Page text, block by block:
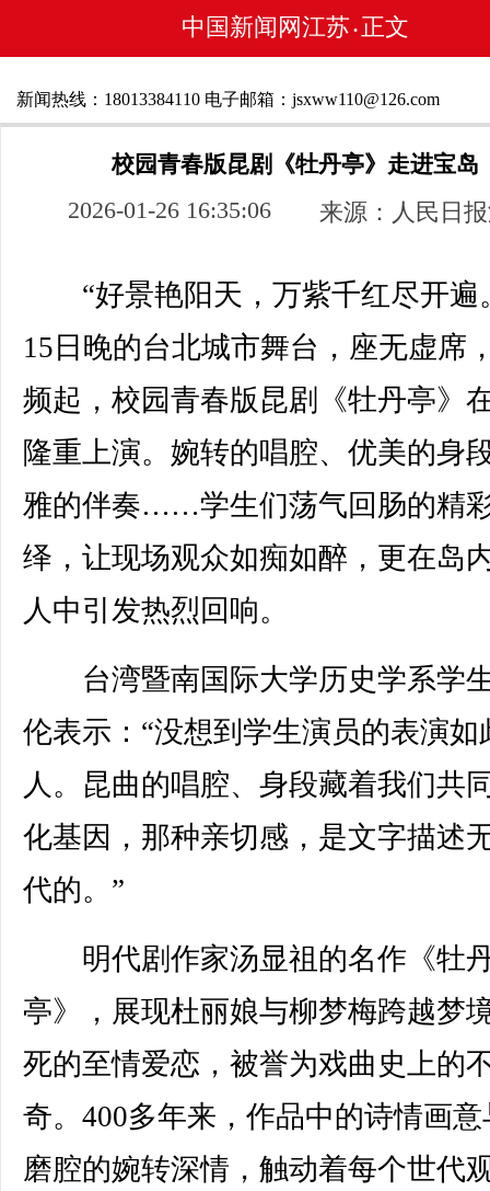
中国新闻网江苏 • 正文
新闻热线：18013384110 电子邮箱：jsxww110@126.com
校园青春版昆剧《牡丹亭》走进宝岛
2026-01-26 16:35:06 来源：人民日
“好景艳阳天，万紫千红尽开遍
15日晚的台北城市舞台，座无虚席
频起，校园青春版昆剧《牡丹亭》
隆重上演。婉转的唱腔、优美的身
雅的伴奏……学生们荡气回肠的精
绎，让现场观众如痴如醉，更在岛
人中引发热烈回响。
台湾暨南国际大学历史学系学
伦表示：“没想到学生演员的表演如
人。昆曲的唱腔、身段藏着我们共
化基因，那种亲切感，是文字描述
代的。”
明代剧作家汤显祖的名作《牡
亭》，展现杜丽娘与柳梦梅跨越梦
死的至情爱恋，被誉为戏曲史上的
奇。400多年来，作品中的诗情画意
磨腔的婉转深情，触动着每个世代